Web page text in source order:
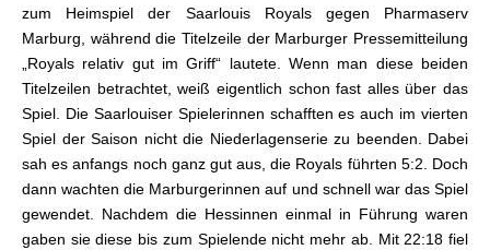
zum Heimspiel der Saarlouis Royals gegen Pharmaserv
Marburg, während die Titelzeile der Marburger Pressemitteilung
„Royals relativ gut im Griff“ lautete. Wenn man diese beiden
Titelzeilen betrachtet, weiß eigentlich schon fast alles über das
Spiel. Die Saarlouiser Spielerinnen schafften es auch im vierten
Spiel der Saison nicht die Niederlagenserie zu beenden. Dabei
sah es anfangs noch ganz gut aus, die Royals führten 5:2. Doch
dann wachten die Marburgerinnen auf und schnell war das Spiel
gewendet. Nachdem die Hessinnen einmal in Führung waren
gaben sie diese bis zum Spielende nicht mehr ab. Mit 22:18 fiel